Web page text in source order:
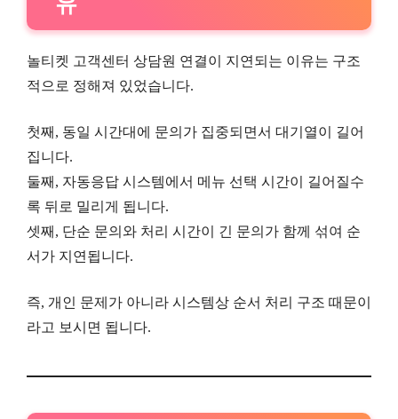
놀티켓 고객센터 상담원 연결이 지연되는 이유는 구조
적으로 정해져 있었습니다.
첫째, 동일 시간대에 문의가 집중되면서 대기열이 길어
집니다.
둘째, 자동응답 시스템에서 메뉴 선택 시간이 길어질수
록 뒤로 밀리게 됩니다.
셋째, 단순 문의와 처리 시간이 긴 문의가 함께 섞여 순
서가 지연됩니다.
즉, 개인 문제가 아니라 시스템상 순서 처리 구조 때문이
라고 보시면 됩니다.